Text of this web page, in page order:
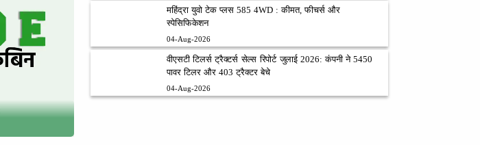
महिंद्रा युवो टेक प्लस 585 4WD : कीमत, फीचर्स और
स्पेसिफिकेशन
04-Aug-2026
वीएसटी टिलर्स ट्रैक्टर्स सेल्स रिपोर्ट जुलाई 2026: कंपनी ने 5450
पावर टिलर और 403 ट्रैक्टर बेचे
04-Aug-2026